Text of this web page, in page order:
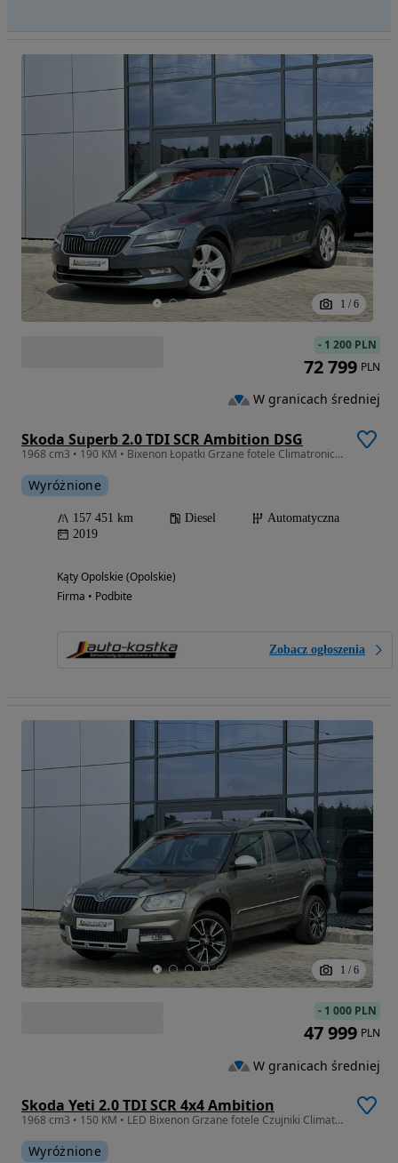
1 / 6
Skoda Superb 2.0 TDI SCR Ambition DSG
1968 cm3 • 190 KM • Bixenon Łopatki Grzane fotele Climatronic KeyLess Serwis GWARANCJA
Wyróżnione
157 451 km Diesel
Automatyczna
2019
Kąty Opolskie (Opolskie)
Firma • Podbite
Zobacz ogłoszenia
- 1 200 PLN
72 799 PLN
W granicach średniej
1 / 6
Skoda Yeti 2.0 TDI SCR 4x4 Ambition
1968 cm3 • 150 KM • LED Bixenon Grzane fotele Czujniki Climatronic Tempomat Navi GWARANCJA
Wyróżnione
- 1 000 PLN
47 999 PLN
W granicach średniej